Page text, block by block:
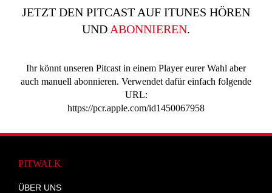
JETZT DEN PITCAST AUF ITUNES HÖREN
UND ABONNIEREN.
Ihr könnt unseren Pitcast in einem Player eurer Wahl aber
auch manuell abonnieren. Verwendet dafür einfach folgende
URL:
https://pcr.apple.com/id1450067958
PITWALK
ÜBER UNS